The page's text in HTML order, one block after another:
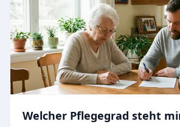
Welcher Pflegegrad steht